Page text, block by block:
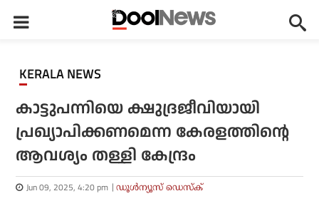
KERALA NEWS
കാട്ടുപന്നിയെ ക്ഷുദ്രജീവിയായി
പ്രഖ്യാപിക്കണമെന്ന കേരളത്തിന്റെ
ആവശ്യം തള്ളി കേന്ദ്രം
Jun 09, 2025, 4:20 pm ഡൂള്‍ന്യൂസ് ഡെസ്‌ക്